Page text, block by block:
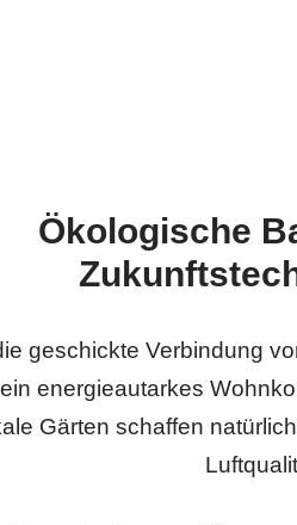
Ökologische
geschickte Verbindung
energieautarkes
Gärten schaffen